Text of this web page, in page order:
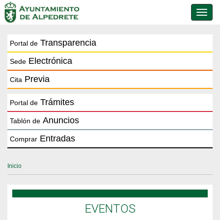
de
Portal de Transparencia
Sede Electrónica
Cita Previa
Portal de Trámites
Tablón de Anuncios
Comprar Entradas
Inicio
EVENTOS